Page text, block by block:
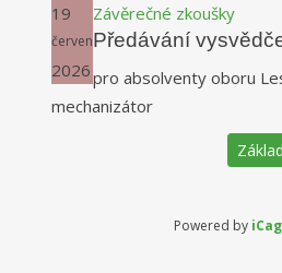
19
červen
2026
Závěrečné zkoušky
Předávání
pro absolventy oboru
mechanizátor
Powered by